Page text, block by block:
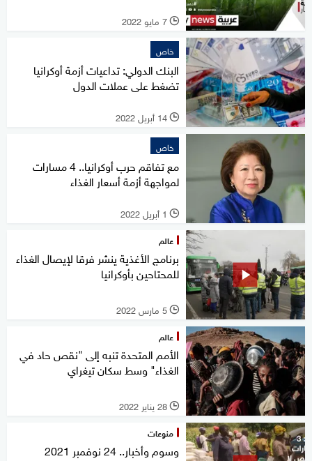
l 7 مايو 2022
خاص
البنك الدولي: تداعيات أزمة أوكرانيا
تضغط على عملات الدول
l 14 أبريل 2022
خاص
مع تفاقم حرب أوكرانيا.. 4 مسارات
لمواجهة أزمة أسعار الغذاء
l 1 أبريل 2022
عالم
برنامج الأغذية ينشر فرقا لإيصال الغذاء
للمحتاحين بأوكرانيا
l 5 مارس 2022
عالم
الأمم المتحدة تنبه إلى "نقص حاد في
الغذاء" وسط سكان تيغراي
l 28 يناير 2022
منوعات
وسوم وأخبار.. 24 نوفمبر 2021